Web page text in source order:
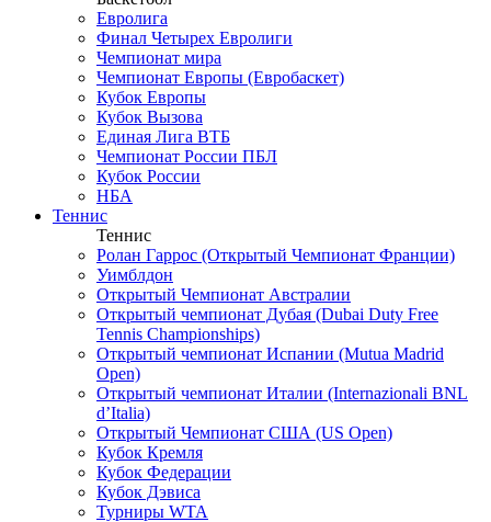
Евролига
Финал Четырех Евролиги
Чемпионат мира
Чемпионат Европы (Евробаскет)
Кубок Европы
Кубок Вызова
Единая Лига ВТБ
Чемпионат России ПБЛ
Кубок России
НБА
Теннис
Теннис
Ролан Гаррос (Открытый Чемпионат Франции)
Уимблдон
Открытый Чемпионат Австралии
Открытый чемпионат Дубая (Dubai Duty Free
Tennis Championships)
Открытый чемпионат Испании (Mutua Madrid
Open)
Открытый чемпионат Италии (Internazionali BNL
d’Italia)
Открытый Чемпионат США (US Open)
Кубок Кремля
Кубок Федерации
Кубок Дэвиса
Турниры WTA